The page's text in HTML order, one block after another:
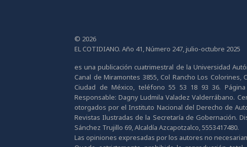
© 2026
EL COTIDIANO. Año 41, Número 247, julio-octubre 2025
es una publicación cuatrimestral de la Universidad
Canal de Miramontes 3855, Col Rancho Los Colorines,
Ciudad de México, teléfono 55 53 18 93 36. Página
Responsable: Dagny Ludmila Valadez Valderrábano.
otorgados por el Instituto Nacional del Derecho de
Revistas Ilustradas de la Secretaría de Gobernación.
Sánchez Trujillo 69, Alcaldía Azcapotzalco, 5553417480.
Las opiniones expresadas por los autores no